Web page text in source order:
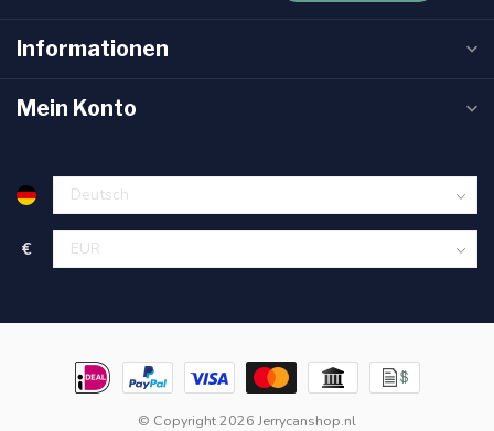
Informationen
Mein Konto
€
© Copyright 2026 Jerrycanshop.nl